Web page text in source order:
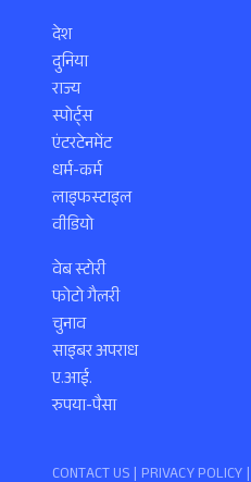
देश
दुनिया
राज्य
स्पोर्ट्स
एंटरटेनमेंट
धर्म-कर्म
लाइफस्टाइल
वीडियो
वेब स्टोरी
फोटो गैलरी
चुनाव
साइबर अपराध
ए.आई.
रुपया-पैसा
CONTACT US | PRIVACY POLICY |